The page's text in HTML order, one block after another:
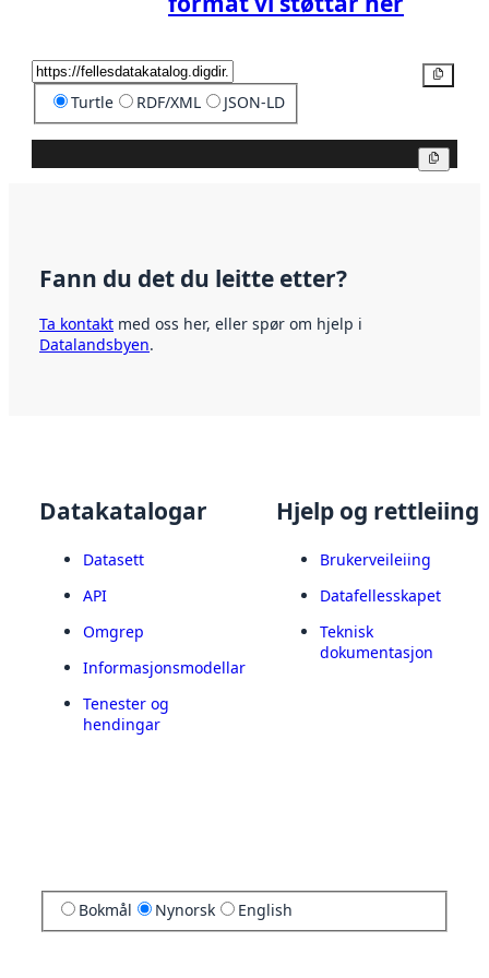
Turtle RDF/XML JSON-LD
Fann du det du leitte etter?
Ta kontakt med oss her, eller spør om hjelp i
Datalandsbyen.
Datakatalogar
Datasett
API
Omgrep
Informasjonsmodellar
Tenester og
hendingar
Hjelp og rettleiing
Brukerveileiing
Datafellesskapet
Teknisk
dokumentasjon
Bokmål Nynorsk English